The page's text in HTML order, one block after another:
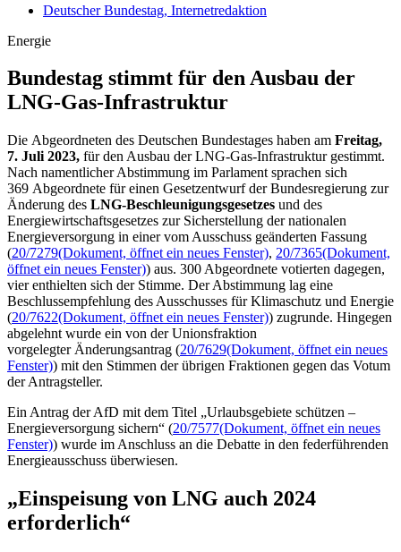
Deutscher Bundestag, Internetredaktion
Energie
Bundestag stimmt für den Ausbau der
LNG-Gas-Infrastruktur
Die Abgeordneten des Deutschen Bundestages haben am Freitag,
7. Juli 2023, für den Ausbau derLNG-Gas-Infrastruktur gestimmt.
Nach namentlicher Abstimmung im Parlament sprachen sich
369 Abgeordnete für einen Gesetzentwurf der Bundesregierung zur
Änderung des LNG-Beschleunigungsgesetzes und des
Energiewirtschaftsgesetzes zur Sicherstellung der nationalen
Energieversorgung in einer vom Ausschuss geänderten Fassung
(20/7279(Dokument, öffnet ein neues Fenster), 20/7365(Dokument,
öffnet ein neues Fenster)) aus. 300 Abgeordnete votierten dagegen,
vier enthielten sich der Stimme. Der Abstimmung lag eine
Beschlussempfehlung des Ausschusses für Klimaschutz und Energie
(20/7622(Dokument, öffnet ein neues Fenster)) zugrunde. Hingegen
abgelehnt wurde ein von der Unionsfraktion
vorgelegter Änderungsantrag (20/7629(Dokument, öffnet ein neues
Fenster)) mit den Stimmen der übrigen Fraktionen gegen das Votum
der Antragsteller.
Ein Antrag der AfD mit dem Titel „Urlaubsgebiete schützen –
Energieversorgung sichern“ (20/7577(Dokument, öffnet ein neues
Fenster)) wurde im Anschluss an die Debatte in den federführenden
Energieausschuss überwiesen.
„Einspeisung von LNG auch 2024
erforderlich“